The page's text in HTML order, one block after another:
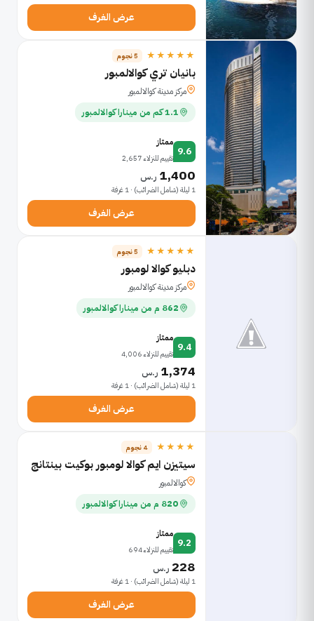
عرض الغرف
★★★★★ 5 نجوم
بانيان تري كوالالمبور
مركز مدينة كوالالمبور
1.1 كم من مينارا كوالالمبور
9.6
ممتاز
تقييم للنزلاء 2,657
1,400 ر.س
1 ليلة (شامل الضرائب) · 1 غرفة
عرض الغرف
★★★★★ 5 نجوم
دبليو كوالا لومبور
مركز مدينة كوالالمبور
862 م من مينارا كوالالمبور
9.4
ممتاز
تقييم للنزلاء 4,006
1,374 ر.س
1 ليلة (شامل الضرائب) · 1 غرفة
عرض الغرف
★★★★ 4 نجوم
سيتيزن ايم كوالا لومبور بوكيت بينتانج
كوالالمبور
820 م من مينارا كوالالمبور
9.2
ممتاز
تقييم للنزلاء 694
228 ر.س
1 ليلة (شامل الضرائب) · 1 غرفة
عرض الغرف